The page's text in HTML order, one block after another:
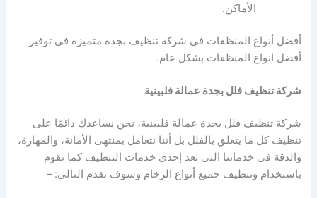
الأماكن.
أفضل أنواع المنظفات في شركة تنظيف بجدة متميزة في توفير
أفضل انواع المنظفات بشكل عام.
شركة تنظيف فلل بجدة عمالة فلبينية
شركة تنظيف فلل بجدة عمالة فلبينية، نحن نساعدك دائمًا على
تنظيف كل ما يتعلق بالفلل بل أننا نتعامل بمنتهى الأمانة، والمهارة،
والدقة في خدماتنا التي تعد إحدى خدمات التنظيف كما نقوم
باستخدام وتنظيف جميع أنواع الرخام وسوف نقدم التالي: –